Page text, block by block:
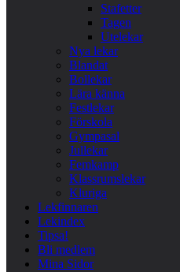
Stafetter
Tagen
Utelekar
Nya lekar
Blandat
Bollekar
Lära känna
Festlekar
Förskola
Gympasal
Jullekar
Femkamp
Klassrumslekar
Kluriga
Lekfinnaren
Lekindex
Tipsa!
Bli medlem
Mina Sidor